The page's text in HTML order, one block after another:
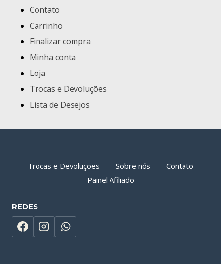
Contato
Carrinho
Finalizar compra
Minha conta
Loja
Trocas e Devoluções
Lista de Desejos
Trocas e Devoluções Sobre nós
Contato
Painel Afiliado
REDES